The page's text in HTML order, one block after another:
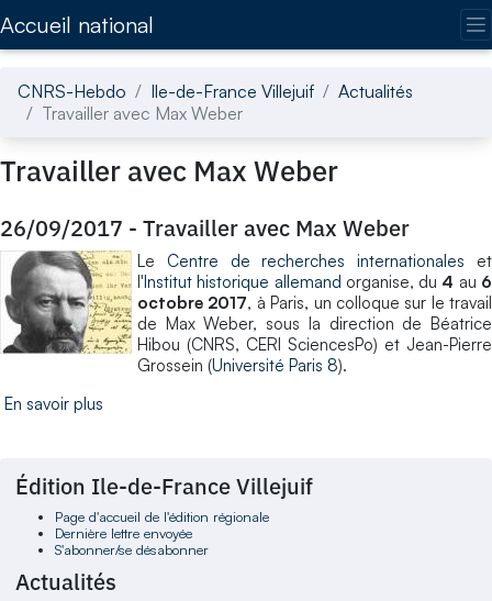
Accueil national
CNRS-Hebdo Ile-de-France Villejuif
Actualités
Travailler avec Max Weber
Travailler avec Max Weber
26/09/2017 - Travailler avec Max Weber
Le Centre de recherches internationales et
l'Institut historique allemand organise, du 4 au 6
octobre 2017, à Paris, un colloque sur le travail
de Max Weber, sous la direction de Béatrice
Hibou (CNRS, CERI SciencesPo) et Jean-Pierre
Grossein (Université Paris 8).
En savoir plus
Édition Ile-de-France Villejuif
Page d'accueil de l'édition régionale
Dernière lettre envoyée
S'abonner/se désabonner
Actualités